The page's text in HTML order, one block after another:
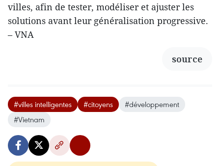
villes, afin de tester, modéliser et ajuster les
solutions avant leur généralisation progressive.
– VNA
source
#villes intelligentes #citoyens
#développement
#Vietnam